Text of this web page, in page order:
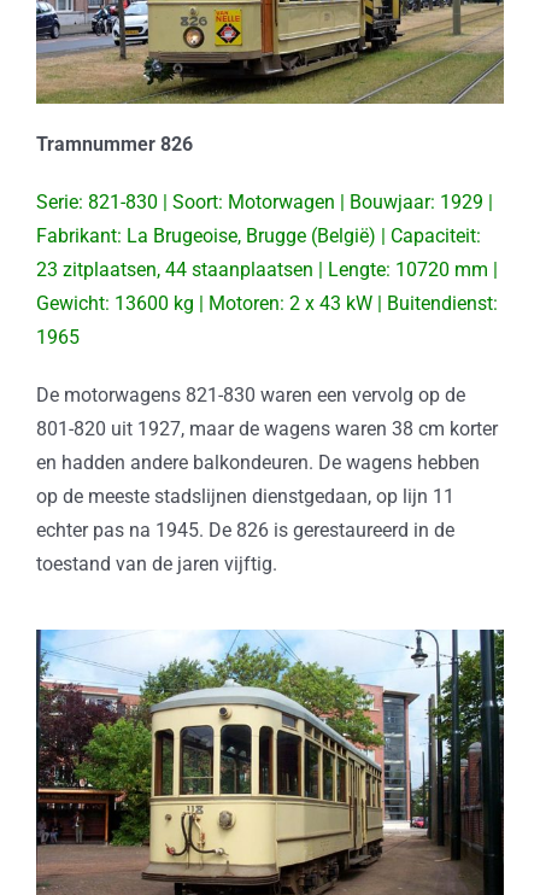
Tramnummer 826
Serie: 821-830 | Soort: Motorwagen | Bouwjaar: 1929 |
Fabrikant: La Brugeoise, Brugge (België) | Capaciteit:
23 zitplaatsen, 44 staanplaatsen | Lengte: 10720 mm |
Gewicht: 13600 kg | Motoren: 2 x 43 kW | Buitendienst:
1965
De motorwagens 821-830 waren een vervolg op de
801-820 uit 1927, maar de wagens waren 38 cm korter
en hadden andere balkondeuren. De wagens hebben
op de meeste stadslijnen dienstgedaan, op lijn 11
echter pas na 1945. De 826 is gerestaureerd in de
toestand van de jaren vijftig.